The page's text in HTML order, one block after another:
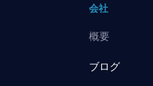
会社
概要
ブログ